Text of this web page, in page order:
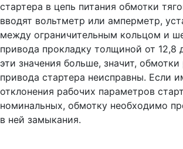
стартера в цепь питания обмотки
вводят вольтметр или амперметр,
между ограничительным кольцом и
привода прокладку толщиной от 12,8
эти значения больше, значит, обмотки
привода стартера неисправны. Если
отклонения рабочих параметров
номинальных, обмотку необходимо
в ней замыкания.